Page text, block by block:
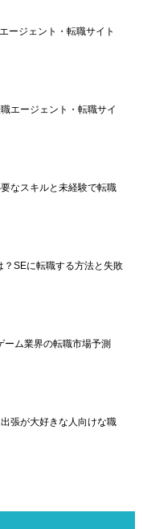
ージェント・転職サイト
エージェント・転職サイ
なスキルと未経験で転職
SEに転職する方法と失敗
ーム業界の転職市場予測
張が大好きな人向けな職